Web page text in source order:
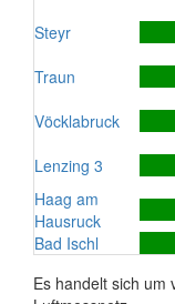
Steyr
Traun
Vöcklabruck
Lenzing 3
Haag am
Hausruck
Bad Ischl
Es handelt sich um